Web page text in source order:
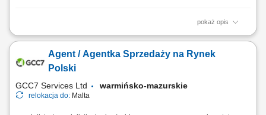
pokaż opis
Zakres obowiązków: Telefoniczny kontakt z klientami zainteresowanymi
edukacji finansowej. Pozyskiwanie nowych klientów oraz rozwijanie
relacji z obecnymi. Współpraca z kluczowymi partnerami biznesowymi.
Agent / Agentka Sprzedaży na Rynek
Polski
GCC7 Services Ltd warmińsko-mazurskie
relokacja do: Malta